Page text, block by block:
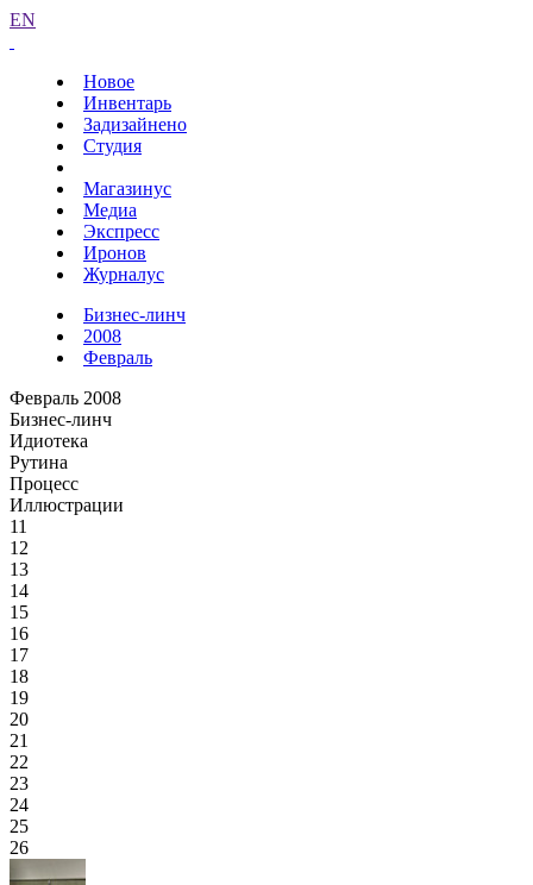
EN
Новое
Инвентарь
Задизайнено
Студия
Магазинус
Медиа
Экспресс
Иронов
Журналус
Бизнес-линч
2008
Февраль
Февраль 2008
Бизнес-линч
Идиотека
Рутина
Процесс
Иллюстрации
11
12
13
14
15
16
17
18
19
20
21
22
23
24
25
26